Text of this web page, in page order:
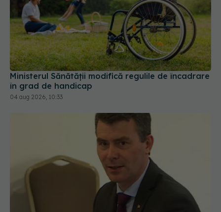
Ministerul Sănătății modifică regulile de încadrare
în grad de handicap
04 aug 2026, 10:33
Șeful CNAS, mesaj după revolta radiologilor: În
sănătate, timpul se măsoară în șanse la viață